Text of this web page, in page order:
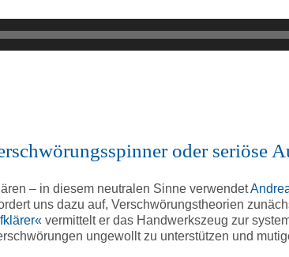
oder seriöse
– in diesem neutralen Sinne verwendet
uns dazu auf, Verschwörungstheorien
vermittelt er das Handwerkszeug zur
ungewollt zu unterstützen und